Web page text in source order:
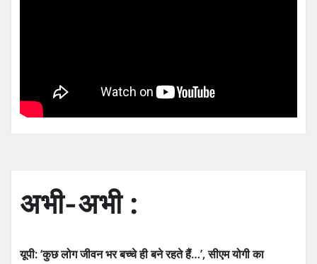
अभी-अभी :
यूपी: ‘कुछ लोग जीवन भर बच्चे ही बने रहते हैं…’, सीएम योगी का